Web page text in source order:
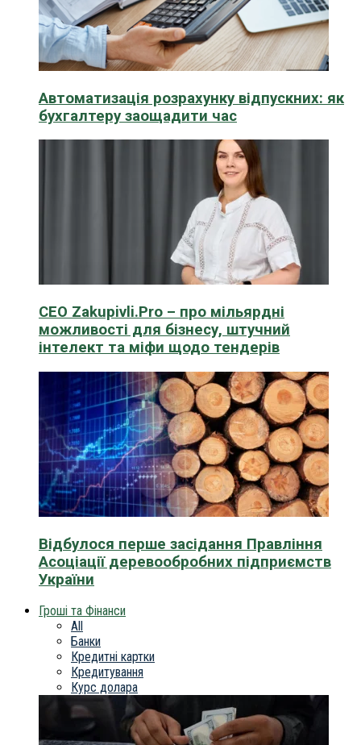
Автоматизація розрахунку відпускних: як
бухгалтеру заощадити час
CEO Zakupivli.Pro – про мільярдні
можливості для бізнесу, штучний
інтелект та міфи щодо тендерів
Відбулося перше засідання Правління
Асоціації деревообробних підприємств
України
Гроші та Фінанси
All
Банки
Кредитні картки
Кредитування
Курс долара